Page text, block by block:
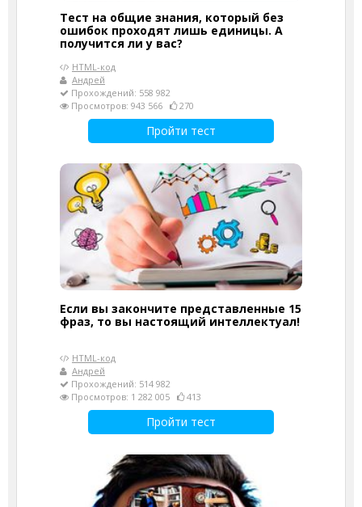
Тест на общие знания, который без
ошибок проходят лишь единицы. А
получится ли у вас?
HTML-код
Андрей
Прохождений: 558 982
Просмотров: 943 566
270
Пройти тест
Если вы закончите представленные 15
фраз, то вы настоящий интеллектуал!
HTML-код
Андрей
Прохождений: 514 982
Просмотров: 1 282 005
413
Пройти тест